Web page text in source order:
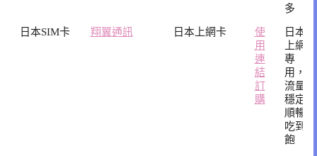
多
日本SIM卡 翔翼通訊 日本上網卡
使
用
連
結
訂
購
日本
上網
專
用，
流量
穩定
順暢
吃到
飽